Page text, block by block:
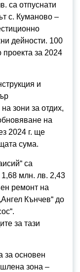
са отпуснати
с. Куманово –
дейности. 100
проекта за 2024
и
зони за отдих,
на
2024 г. ще
сума.
са
млн. лв. 2,43
ремонт на
Кънчев“ до
за тази
за основен
зона –